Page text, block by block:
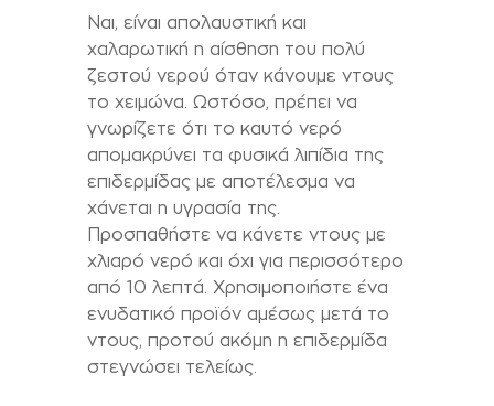
Ναι, είναι απολαυστική και
χαλαρωτική η αίσθηση του πολύ
ζεστού νερού όταν κάνουμε ντους
το χειμώνα. Ωστόσο, πρέπει να
γνωρίζετε ότι το καυτό νερό
απομακρύνει τα φυσικά λιπίδια της
επιδερμίδας με αποτέλεσμα να
χάνεται η υγρασία της.
Προσπαθήστε να κάνετε ντους με
χλιαρό νερό και όχι για περισσότερο
από 10 λεπτά. Χρησιμοποιήστε ένα
ενυδατικό προϊόν αμέσως μετά το
ντους, προτού ακόμη η επιδερμίδα
στεγνώσει τελείως.